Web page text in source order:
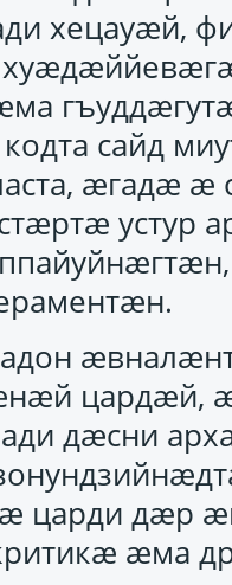
хецауӕй,
сайд
ӕгадӕ ӕ
устур
цардӕй,
дӕсни
царди дӕр
ӕма